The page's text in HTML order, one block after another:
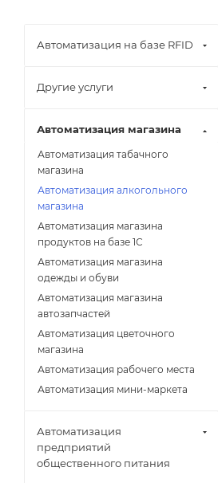
Автоматизация на базе RFID
Другие услуги
Автоматизация магазина
Автоматизация табачного
магазина
Автоматизация алкогольного
магазина
Автоматизация магазина
продуктов на базе 1С
Автоматизация магазина
одежды и обуви
Автоматизация магазина
автозапчастей
Автоматизация цветочного
магазина
Автоматизация рабочего места
Автоматизация мини-маркета
Автоматизация
предприятий
общественного питания